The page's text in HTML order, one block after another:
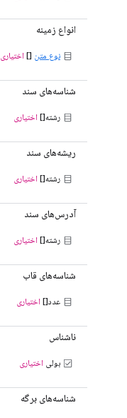
انواع زمینه
نوع متن [] اختیاری
شناسه‌های سند
رشته[] اختیاری
ریشه‌های سند
رشته[] اختیاری
آدرس‌های سند
رشته[] اختیاری
شناسه‌های قاب
عدد[] اختیاری
ناشناس
بولی اختیاری
شناسه‌های برگه